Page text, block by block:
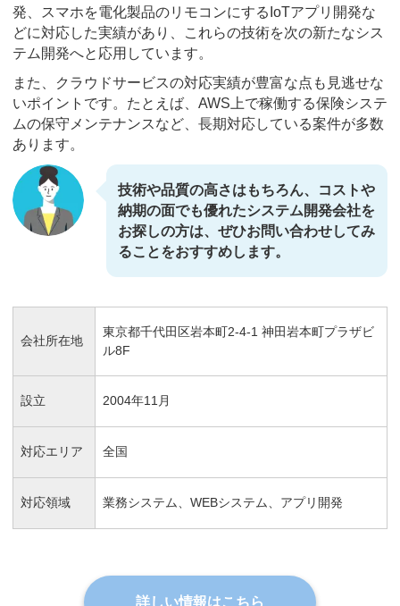
発、スマホを電化製品のリモコンにするIoTアプリ開発な
どに対応した実績があり、これらの技術を次の新たなシス
テム開発へと応用しています。
また、クラウドサービスの対応実績が豊富な点も見逃せな
いポイントです。たとえば、AWS上で稼働する保険システ
ムの保守メンテナンスなど、長期対応している案件が多数
あります。
技術や品質の高さはもちろん、コストや
納期の面でも優れたシステム開発会社を
お探しの方は、ぜひお問い合わせしてみ
ることをおすすめします。
会社所在地
東京都千代田区岩本町2-4-1 神田岩本町プラザビ
ル8F
設立 2004年11月
対応エリア 全国
対応領域 業務システム、WEBシステム、アプリ開発
詳しい情報はこちら